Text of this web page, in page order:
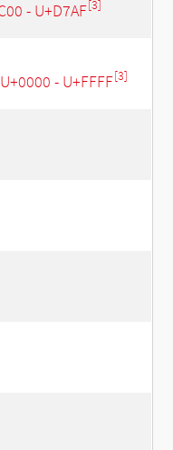
- U+D7AF[3]
- U+FFFF[3]